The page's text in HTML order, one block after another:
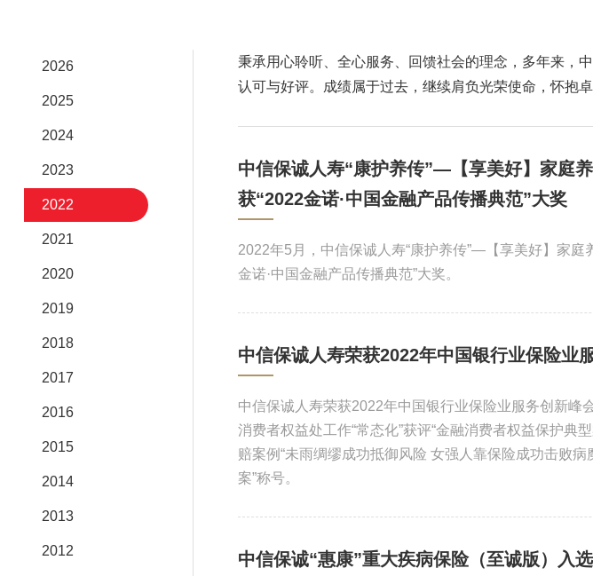
2026
2025
2024
2023
2022
2021
2020
2019
2018
2017
2016
2015
2014
2013
2012
秉承用心聆听、全心服务、回馈社会的理念，多年来，
认可与好评。成绩属于过去，继续肩负光荣使命，怀抱
中信保诚人寿“康护养传”—【享美好】家庭
获“2022金诺·中国金融产品传播典范”大奖
2022年5月，中信保诚人寿“康护养传”—【享美好】家庭
金诺·中国金融产品传播典范”大奖。
中信保诚人寿荣获2022年中国银行业保险业
中信保诚人寿荣获2022年中国银行业保险业服务创新峰
消费者权益处工作“常态化”获评“金融消费者权益保护典
赔案例“未雨绸缪成功抵御风险 女强人靠保险成功击败病
案”称号。
中信保诚“惠康”重大疾病保险（至诚版）入